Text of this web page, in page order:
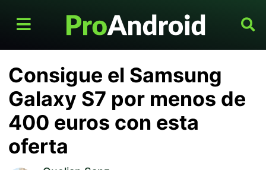
Consigue el Samsung
Galaxy S7 por menos de
400 euros con esta
oferta